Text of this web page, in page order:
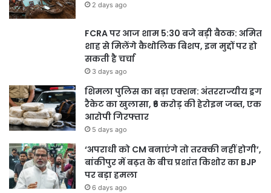
2 days ago
FCRA पर आज शाम 5:30 बजे बड़ी बैठक: अमित
शाह से मिलेंगे कैथोलिक बिशप, इन मुद्दों पर हो
सकती है चर्चा
3 days ago
शिमला पुलिस का बड़ा एक्शन: अंतरराज्यीय ड्रग
रैकेट का खुलासा, ₹6 करोड़ की हेरोइन जब्त, एक
आरोपी गिरफ्तार
5 days ago
‘अपराधी को CM बनाएंगे तो तरक्की नहीं होगी’,
बांकीपुर में बढ़त के बीच प्रशांत किशोर का BJP
पर बड़ा हमला
6 days ago